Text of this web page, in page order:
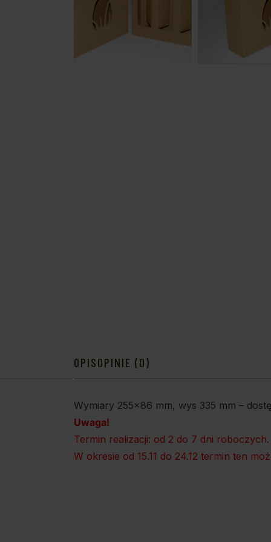
OPISOPINIE (0)
Wymiary 255×86 mm, wys 335 mm –
Uwaga!
Termin realizacji: od 2 do 7 dni roboczych.
W okresie od 15.11 do 24.12 termin ten